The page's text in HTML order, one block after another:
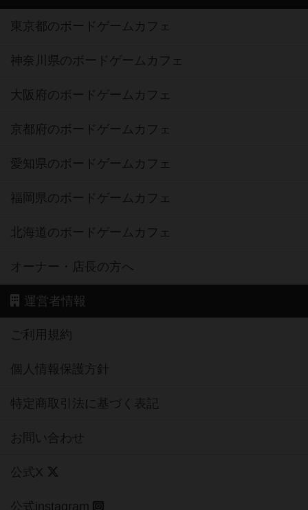
東京都のボードゲームカフェ
神奈川県のボードゲームカフェ
大阪府のボードゲームカフェ
京都府のボードゲームカフェ
愛知県のボードゲームカフェ
福岡県のボードゲームカフェ
北海道のボードゲームカフェ
オーナー・店長の方へ
運営者情報
ご利用規約
個人情報保護方針
特定商取引法に基づく表記
お問い合わせ
公式X
公式instagram